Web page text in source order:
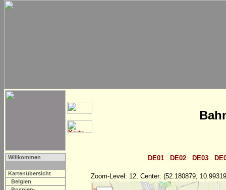
Willkommen
Kartenübersicht
Belgien
DE01 DE02 DE03
Zoom-Level: 12, Center: (52.180879,